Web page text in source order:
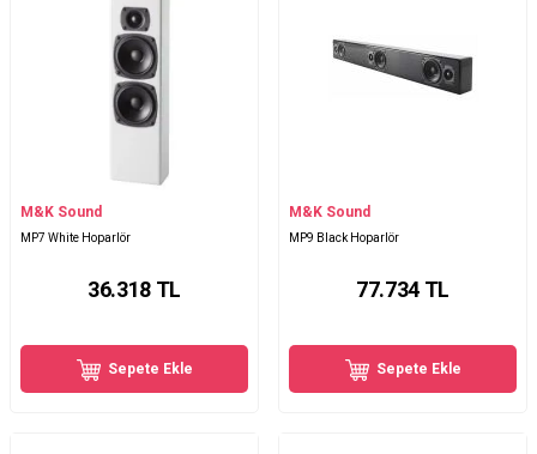
M&K Sound
MP7 White Hoparlör
36.318TL
Sepete Ekle
M&K Sound
MP9 Black Hoparlör
77.734TL
Sepete Ekle